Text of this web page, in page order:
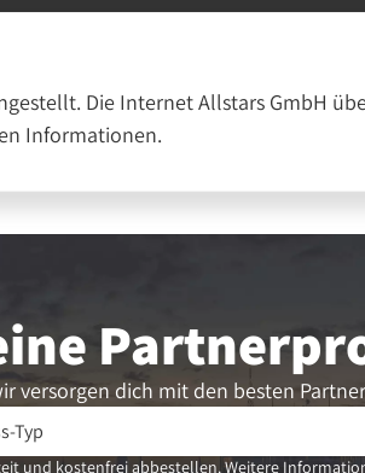
Die Internet Allstars GmbH
Informationen.
versorgen dich mit den besten
und kostenfrei abbestellen. Weitere